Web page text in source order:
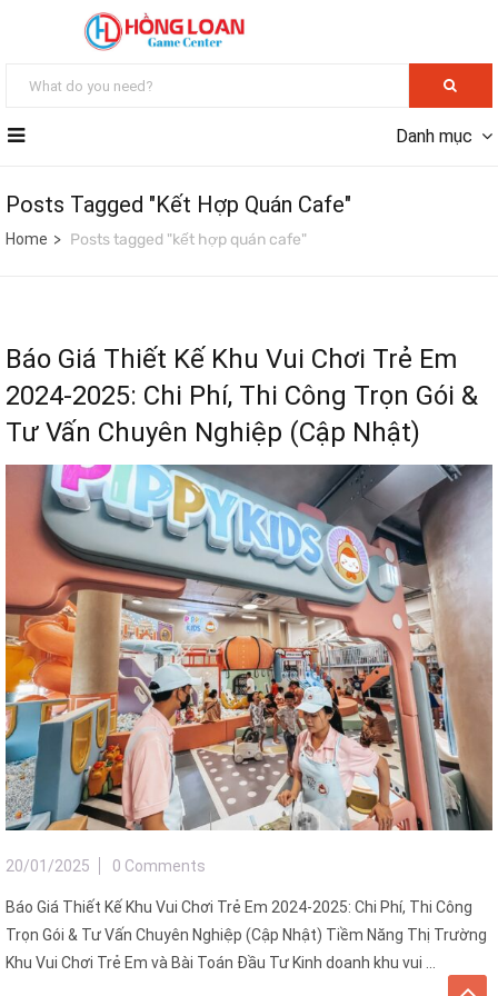
Danh mục
Posts Tagged "kết Hợp Quán Cafe"
Home Posts tagged "kết hợp quán cafe"
Báo Giá Thiết Kế Khu Vui Chơi Trẻ Em
2024-2025: Chi Phí, Thi Công Trọn Gói &
Tư Vấn Chuyên Nghiệp (Cập Nhật)
20/01/2025 0 Comments
Báo Giá Thiết Kế Khu Vui Chơi Trẻ Em 2024-2025: Chi Phí, Thi Công
Trọn Gói & Tư Vấn Chuyên Nghiệp (Cập Nhật) Tiềm Năng Thị Trường
Khu Vui Chơi Trẻ Em và Bài Toán Đầu Tư Kinh doanh khu vui ...